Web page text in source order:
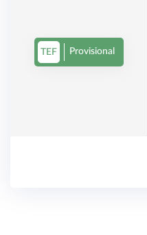
TEF Provisional